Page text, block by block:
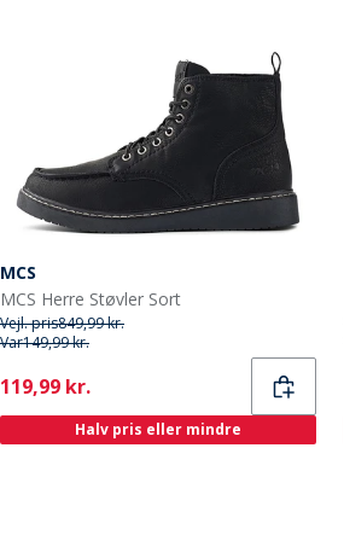
MCS
MCS Herre Støvler Sort
Vejl. pris849,99 kr.
Var149,99 kr.
Current
119,99 kr.
Halv pris eller mindre